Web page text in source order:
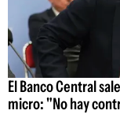
El Banco Central
micro: "No hay